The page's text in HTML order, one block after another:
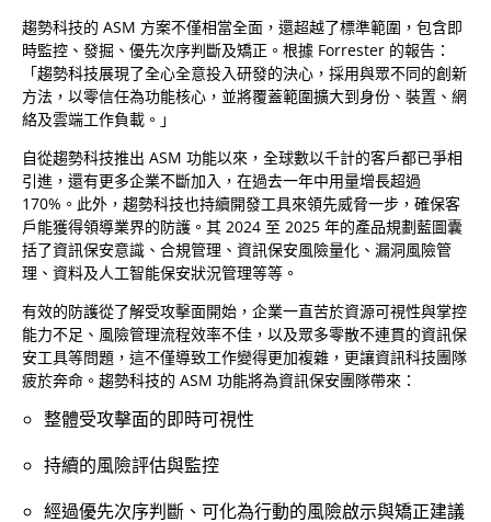
趨勢科技的 ASM 方案不僅相當全面，還超越了標準範圍，包含即
時監控、發掘、優先次序判斷及矯正。根據 Forrester 的報告：
「趨勢科技展現了全心全意投入研發的決心，採用與眾不同的創新
方法，以零信任為功能核心，並將覆蓋範圍擴大到身份、裝置、網
絡及雲端工作負載。」
自從趨勢科技推出 ASM 功能以來，全球數以千計的客戶都已爭相
引進，還有更多企業不斷加入，在過去一年中用量增長超過
170%。此外，趨勢科技也持續開發工具來領先威脅一步，確保客
戶能獲得領導業界的防護。其 2024 至 2025 年的產品規劃藍圖囊
括了資訊保安意識、合規管理、資訊保安風險量化、漏洞風險管
理、資料及人工智能保安狀況管理等等。
有效的防護從了解受攻擊面開始，企業一直苦於資源可視性與掌控
能力不足、風險管理流程效率不佳，以及眾多零散不連貫的資訊保
安工具等問題，這不僅導致工作變得更加複雜，更讓資訊科技團隊
疲於奔命。趨勢科技的 ASM 功能將為資訊保安團隊帶來：
整體受攻擊面的即時可視性
持續的風險評估與監控
經過優先次序判斷、可化為行動的風險啟示與矯正建議